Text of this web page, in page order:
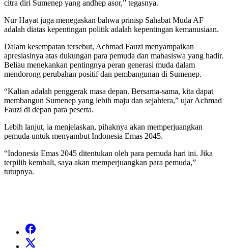
citra diri Sumenep yang andhep asor,” tegasnya.
Nur Hayat juga menegaskan bahwa prinisp Sahabat Muda AF
adalah diatas kepentingan politik adalah kepentingan kemanusiaan.
Dalam kesempatan tersebut, Achmad Fauzi menyampaikan
apresiasinya atas dukungan para pemuda dan mahasiswa yang hadir.
Beliau menekankan pentingnya peran generasi muda dalam
mendorong perubahan positif dan pembangunan di Sumenep.
“Kalian adalah penggerak masa depan. Bersama-sama, kita dapat
membangun Sumenep yang lebih maju dan sejahtera,” ujar Achmad
Fauzi di depan para peserta.
Lebih lanjut, ia menjelaskan, pihaknya akan memperjuangkan
pemuda untuk menyambut Indonesia Emas 2045.
“Indonesia Emas 2045 ditentukan oleh para pemuda hari ini. Jika
terpilih kembali, saya akan memperjuangkan para pemuda,”
tutupnya.